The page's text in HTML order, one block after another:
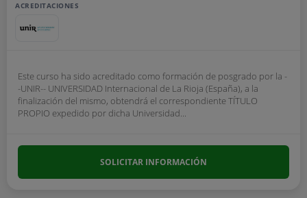
ACREDITACIONES
Este curso ha sido acreditado como formación de posgrado por la -
-UNIR-- UNIVERSIDAD Internacional de La Rioja (España), a la
finalización del mismo, obtendrá el correspondiente TÍTULO
PROPIO expedido por dicha Universidad...
SOLICITAR INFORMACIÓN